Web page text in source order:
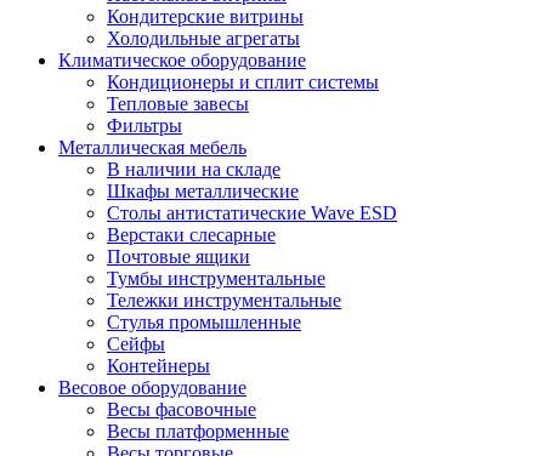
Кондитерские витрины
Холодильные агрегаты
Климатическое оборудование
Кондиционеры и сплит системы
Тепловые завесы
Фильтры
Металлическая мебель
В наличии на складе
Шкафы металлические
Столы антистатические Wave ESD
Верстаки слесарные
Почтовые ящики
Тумбы инструментальные
Тележки инструментальные
Стулья промышленные
Сейфы
Контейнеры
Весовое оборудование
Весы фасовочные
Весы платформенные